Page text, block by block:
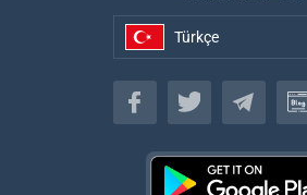
Türkçe
Türkçe